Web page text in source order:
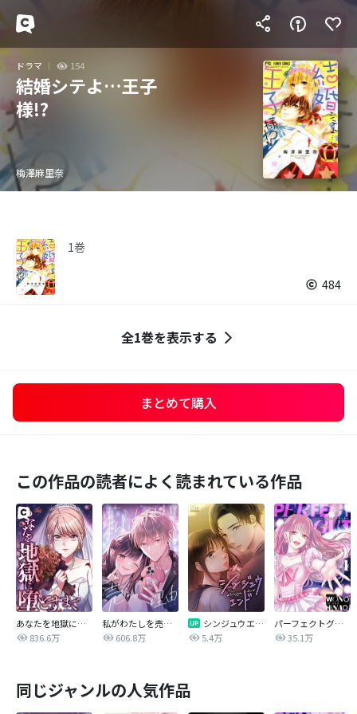
ドラマ 154
結婚シテよ…王子
様!?
梅澤麻里奈
1巻
484
全1巻を表示する
まとめて購入
この作品の読者によく読まれている作品
あなたを地獄に堕とすまで
836.6万
私がわたしを売る理由
606.8万
シンジュウエンド【タテヨミ】
5.4万
パーフェクトグリッター
35.1万
同じジャンルの人気作品